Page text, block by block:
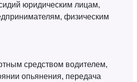
юридическим лицам,
физическим
средством водителем,
опьянения, передача